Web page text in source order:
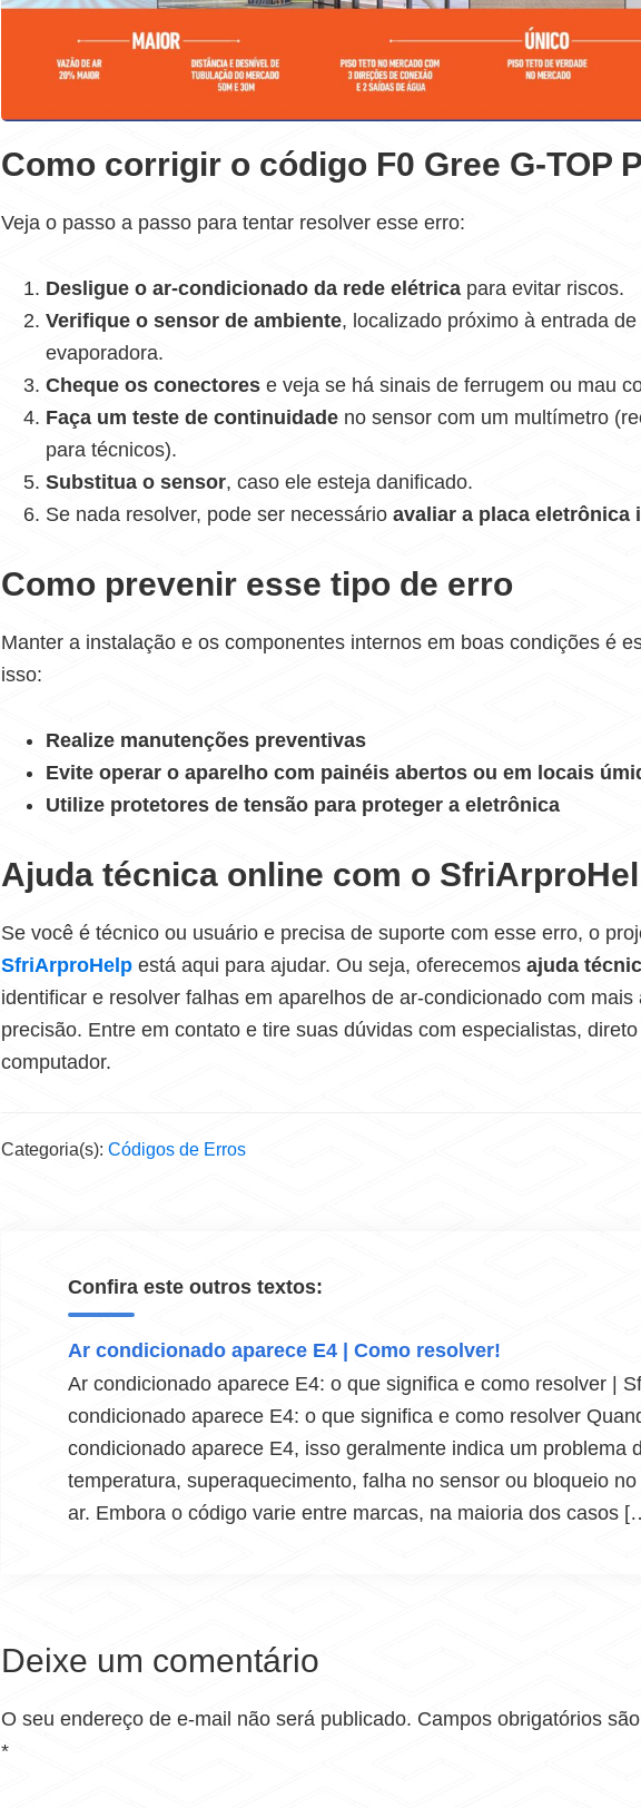
Como corrigir o código F0 Gree G-TOP
Veja o passo a passo para tentar resolver esse erro:
Desligue o ar-condicionado da rede elétrica para evitar riscos.
Verifique o sensor de ambiente, localizado próximo à entrada
evaporadora.
Cheque os conectores e veja se há sinais de ferrugem ou mau
Faça um teste de continuidade no sensor com um multímetro
para técnicos).
Substitua o sensor, caso ele esteja danificado.
Se nada resolver, pode ser necessário avaliar a placa eletrônica
Como prevenir esse tipo de erro
Manter a instalação e os componentes internos em boas condições é
isso:
Realize manutenções preventivas
Evite operar o aparelho com painéis abertos ou em locais
Utilize protetores de tensão para proteger a eletrônica
Ajuda técnica online com o
Se você é técnico ou usuário e precisa de suporte com esse erro, o
SfriArproHelp está aqui para ajudar. Ou seja, oferecemos ajuda
identificar e resolver falhas em aparelhos de ar-condicionado com mais
precisão. Entre em contato e tire suas dúvidas com especialistas,
computador.
Categoria(s): Códigos de Erros
Confira este outros textos:
Ar condicionado aparece E4 | Como resolver!
Ar condicionado aparece E4: o que significa e como resolver |
condicionado aparece E4: o que significa e como resolver
condicionado aparece E4, isso geralmente indica um problema
temperatura, superaquecimento, falha no sensor ou bloqueio
ar. Embora o código varie entre marcas, na maioria dos casos
Deixe um comentário
O seu endereço de e-mail não será publicado. Campos obrigatórios
*